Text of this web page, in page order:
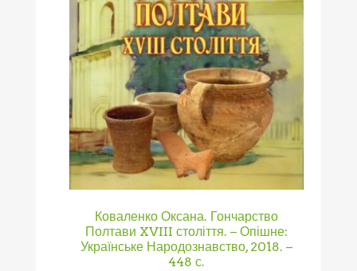
Коваленко Оксана. Гончарство
Полтави XVIII століття. – Опішне:
Українське Народознавство, 2018. –
448 с.